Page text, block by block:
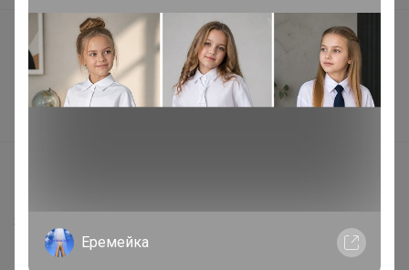
Подарочные сертификаты
Реклама на сайте
Поставщикам
Защита покупателя
Помощь
Еремейка